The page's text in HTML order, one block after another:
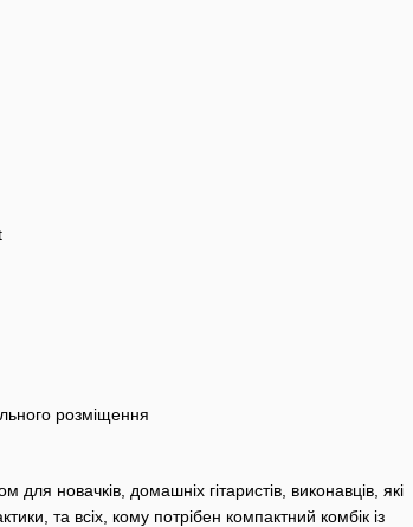
розміщення
новачків, домашніх гітаристів, виконавців, які
та всіх, кому потрібен компактний комбік із